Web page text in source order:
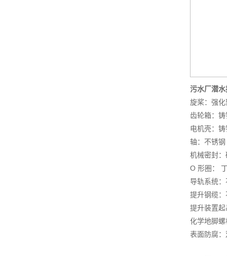
污水厂潜
旋桨：强
齿轮箱：
电机壳：
轴：不锈钢
机械密封
O 形圈：
导轨系统
提升钢缆
提升装置
化学地脚
表面防腐